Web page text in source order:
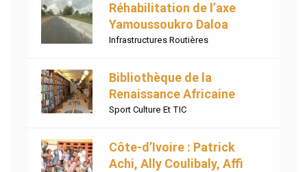
Réhabilitation de l’axe
Yamoussoukro Daloa
Infrastructures Routières
Bibliothèque de la
Renaissance Africaine
Sport Culture Et TIC
Côte-d’Ivoire : Patrick
Achi, Ally Coulibaly, Affi